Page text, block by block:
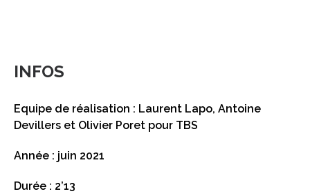
INFOS
Equipe de réalisation : Laurent Lapo, Antoine
Devillers et Olivier Poret pour TBS
Année : juin 2021
Durée : 2’13